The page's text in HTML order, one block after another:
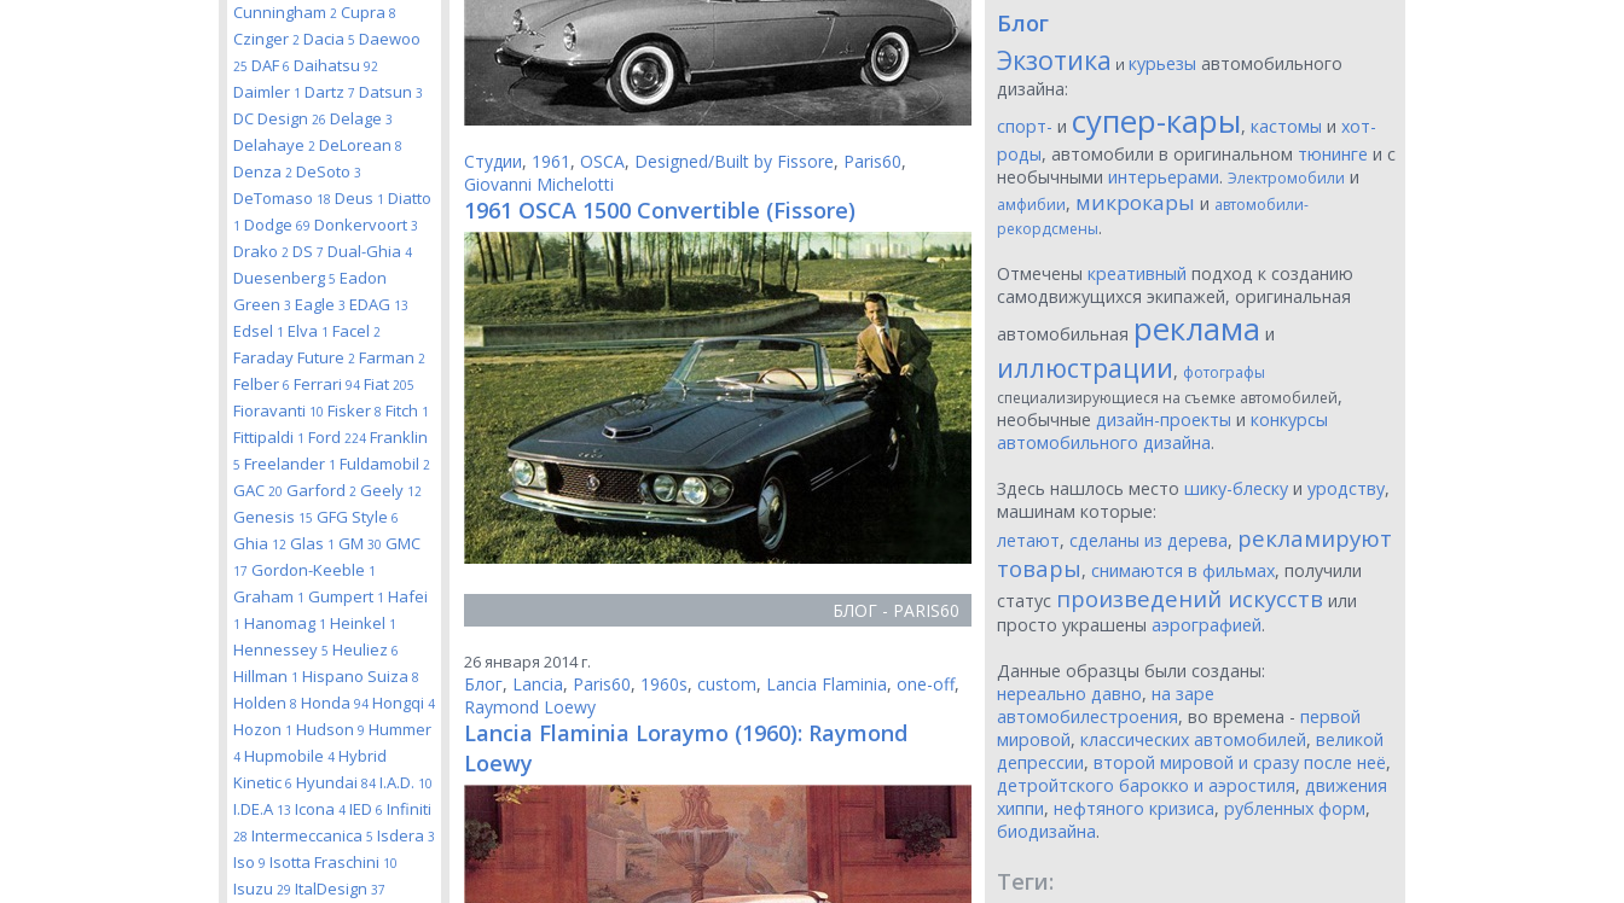
Cunningham 2 Cupra 8
Czinger 2 Dacia 5 Daewoo
25 DAF 6 Daihatsu 92
Daimler 1 Dartz 7 Datsun 3
DC Design 26 Delage 3
Delahaye 2 DeLorean 8
Denza 2 DeSoto 3
DeTomaso 18 Deus 1 Diatto
1 Dodge 69 Donkervoort 3
Drako 2 DS 7 Dual-Ghia 4
Duesenberg 5 Eadon
Green 3 Eagle 3 EDAG 13
Edsel 1 Elva 1 Facel 2
Faraday Future 2 Farman 2
Felber 6 Ferrari 94 Fiat 205
Fioravanti 10 Fisker 8 Fitch 1
Fittipaldi 1 Ford 224 Franklin
5 Freelander 1 Fuldamobil 2
GAC 20 Garford 2 Geely 12
Genesis 15 GFG Style 6
Ghia 12 Glas 1 GM 30 GMC
17 Gordon-Keeble 1
Graham 1 Gumpert 1 Hafei
1 Hanomag 1 Heinkel 1
Hennessey 5 Heuliez 6
Hillman 1 Hispano Suiza 8
Holden 8 Honda 94 Hongqi 4
Hozon 1 Hudson 9 Hummer
4 Hupmobile 4 Hybrid
Kinetic 6 Hyundai 84 I.A.D. 10
I.DE.A 13 Icona 4 IED 6 Infiniti
28 Intermeccanica 5 Isdera 3
Iso 9 Isotta Fraschini 10
Isuzu 29 ItalDesign 37
Студии, 1961 , OSCA, Designed/Built by Fissore, Paris60,
Giovanni Michelotti
1961 OSCA 1500 Convertible (Fissore)
БЛОГ - PARIS60
26 января 2014 г.
Блог, Lancia, Paris60, 1960s, custom, Lancia Flaminia, one-off,
Raymond Loewy
Lancia Flaminia Loraymo (1960): Raymond
Loewy
Блог
Экзотика и курьезы автомобильного
дизайна:
спорт- и супер-кары, кастомы и хот-
роды, автомобили в оригинальном тюнинге и с
необычными интерьерами. Электромобили и
амфибии, микрокары и автомобили-
рекордсмены.
Отмечены креативный подход к созданию
самодвижущихся экипажей, оригинальная
автомобильная реклама и
иллюстрации, фотографы
специализирующиеся на съемке автомобилей,
необычные дизайн-проекты и конкурсы
автомобильного дизайна.
Здесь нашлось место шику-блеску и уродству,
машинам которые:
летают, сделаны из дерева, рекламируют
товары, снимаются в фильмах, получили
статус произведений искусств или
просто украшены аэрографией.
Данные образцы были созданы:
нереально давно, на заре
автомобилестроения, во времена - первой
мировой, классических автомобилей, великой
депрессии, второй мировой и сразу после неё,
детройтского барокко и аэростиля, движения
хиппи, нефтяного кризиса, рубленных форм,
биодизайна.
Теги: